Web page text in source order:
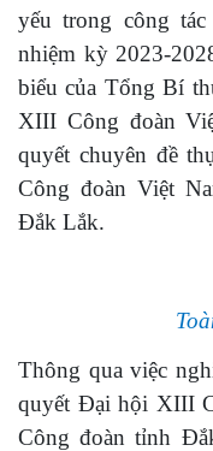
yếu trong công
nhiệm kỳ 2023-
biểu của Tổng Bí
XIII Công đoàn
quyết chuyên đề
Công đoàn Việt
Đắk Lắk.
Thông qua việc
quyết Đại hội XIII
Công đoàn tỉnh